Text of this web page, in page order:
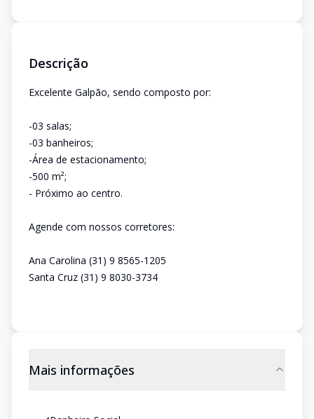
Descrição
Excelente Galpão, sendo composto por:
-03 salas;
-03 banheiros;
-Área de estacionamento;
-500 m²;
- Próximo ao centro.
Agende com nossos corretores:
Ana Carolina (31) 9 8565-1205
Santa Cruz (31) 9 8030-3734
Mais informações